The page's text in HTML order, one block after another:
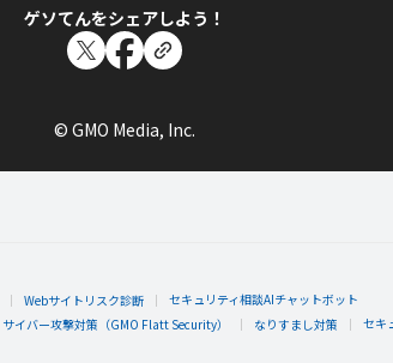
ゲソてんをシェアしよう！
© GMO Media, Inc.
Webサイトリスク診断
セキュリティ相談AIチャットボット
サイバー攻撃対策（GMO Flatt Security） なりすまし対策 セキ